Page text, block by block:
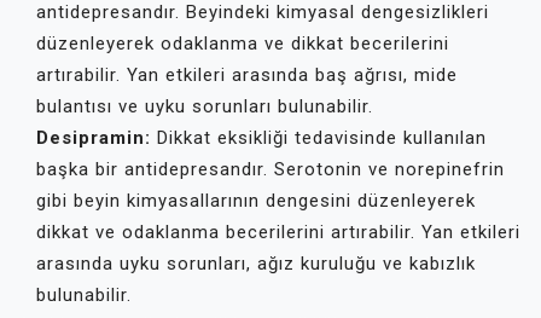
antidepresandır. Beyindeki kimyasal dengesizlikleri
düzenleyerek odaklanma ve dikkat becerilerini
artırabilir. Yan etkileri arasında baş ağrısı, mide
bulantısı ve uyku sorunları bulunabilir.
Desipramin: Dikkat eksikliği tedavisinde kullanılan
başka bir antidepresandır. Serotonin ve norepinefrin
gibi beyin kimyasallarının dengesini düzenleyerek
dikkat ve odaklanma becerilerini artırabilir. Yan etkileri
arasında uyku sorunları, ağız kuruluğu ve kabızlık
bulunabilir.